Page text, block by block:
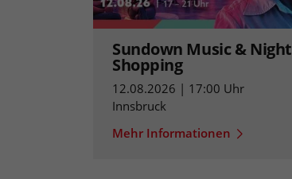
Sundown Music & Night
Shopping
12.08.2026 | 17:00 Uhr
Innsbruck
Mehr Informationen